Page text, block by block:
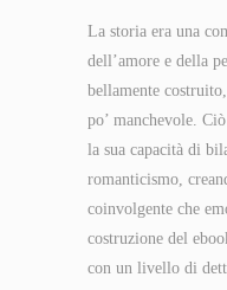
La storia era una
dell’amore e della
bellamente
po’ manchevole.
la sua capacità di
romanticismo,
coinvolgente che
costruzione del
con un livello di